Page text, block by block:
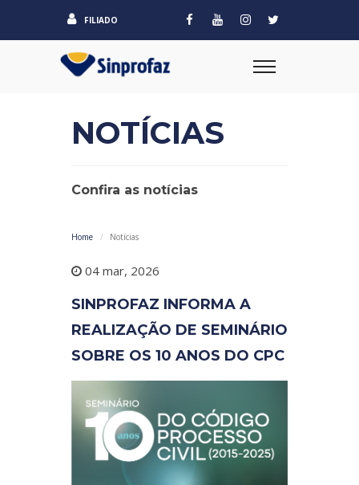
FILIADO
NOTÍCIAS
Confira as notícias
Home Notícias
04 mar, 2026
SINPROFAZ INFORMA A
REALIZAÇÃO DE SEMINÁRIO
SOBRE OS 10 ANOS DO CPC